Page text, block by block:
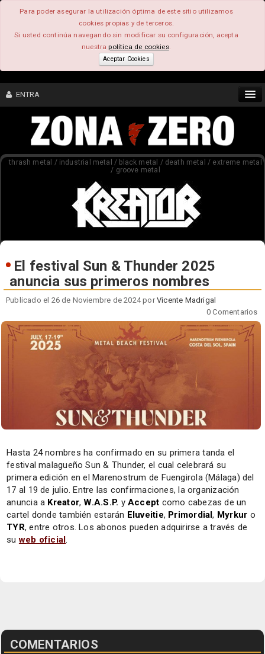
Para poder asegurar la utilización óptima de este sitio utilizamos
cookies propias y de terceros.
Si usted continúa navegando sin modificar su configuración, acepta
nuestrapolítica de cookies.
Aceptar Cookies
ENTRA
CONTENIDO
thrash metal / industrial metal / black metal / death metal / extreme metal
/ groove metal
El festival Sun & Thunder 2025
anuncia sus primeros nombres
Publicado el 26 de Noviembre de 2024 porVicente Madrigal
0 Comentarios
Hasta 24 nombres ha confirmado en su primera tanda el
festival malagueño Sun & Thunder, el cual celebrará su
primera edición en el Marenostrum de Fuengirola (Málaga) del
17 al 19 de julio. Entre las confirmaciones, la organización
anuncia a Kreator,W.A.S.P. y Accept como cabezas de un
cartel donde también estarán Eluveitie, Primordial, Myrkur o
TYR, entre otros. Los abonos pueden adquirirse a través de
suweb oficial.
COMENTARIOS